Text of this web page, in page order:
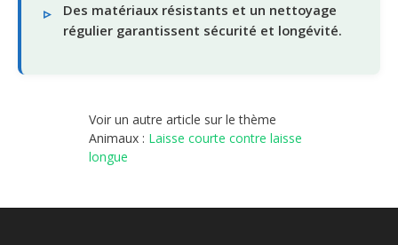
Des matériaux résistants et un nettoyage
régulier garantissent sécurité et longévité.
Voir un autre article sur le thème
Animaux : Laisse courte contre laisse
longue